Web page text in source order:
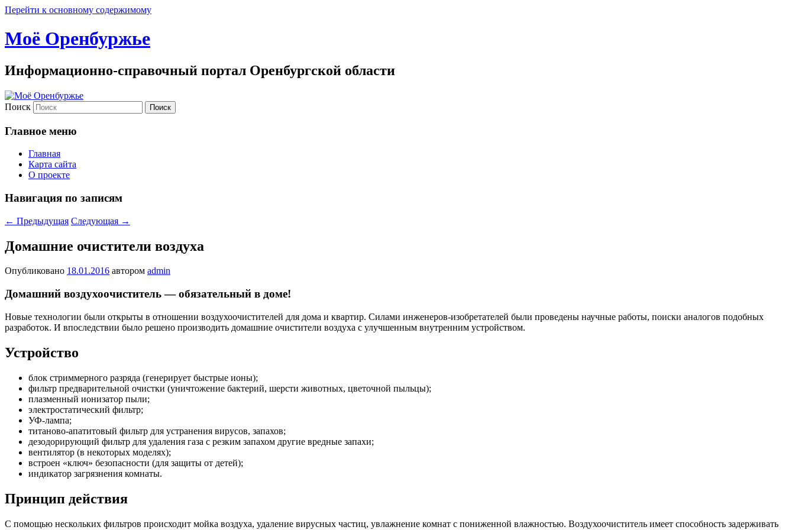
Перейти к основному содержимому
Моё Оренбуржье
Информационно-справочный портал Оренбургской области
Поиск
Главное меню
Главная
Карта сайта
О проекте
Навигация по записям
← Предыдущая Следующая →
Домашние очистители воздуха
Опубликовано 18.01.2016 автором admin
Домашний воздухоочиститель — обязательный в доме!
Новые технологии были открыты в отношении воздухоочистителей для дома и квартир. Силами инженеров-изобретателей были проведены научные работы, поиски аналогов подобных
разработок. И впоследствии было решено производить домашние очистители воздуха с улучшенным внутренним устройством.
Устройство
блок стриммерного разряда (генерирует быстрые ионы);
фильтр предварительной очистки (уничтожение бактерий, шерсти животных, цветочной пыльцы);
плазменный ионизатор пыли;
электростатический фильтр;
УФ-лампа;
титаново-апатитовый фильтр для устранения вирусов, запахов;
дезодорирующий фильтр для удаления газа с резким запахом другие вредные запахи;
вентилятор (в некоторых моделях);
встроен «ключ» безопасности (для защиты от детей);
индикатор загрязнения комнаты.
Принцип действия
С помощью нескольких фильтров происходит мойка воздуха, удаление вирусных частиц, увлажнение комнат с пониженной влажностью. Воздухоочиститель имеет способность задерживать